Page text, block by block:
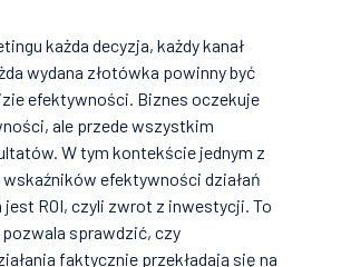
każda decyzja, każdy kanał
wydana złotówka powinny być
efektywności. Biznes oczekuje
ale przede wszystkim
W tym kontekście jednym z
efektywności działań
ROI, czyli zwrot z inwestycji. To
sprawdzić, czy
faktycznie przekładają się na